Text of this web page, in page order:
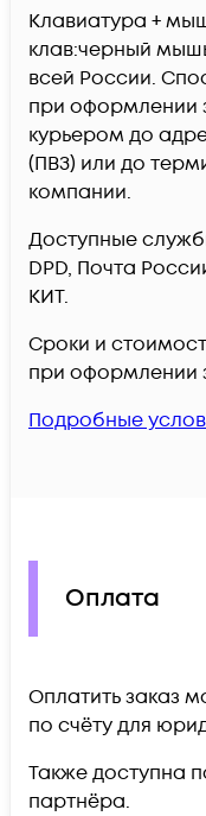
Клавиатура +
клав:черный
всей России.
при оформлении
курьером до
(ПВЗ) или до
компании.
Доступные
DPD, Почта
КИТ.
Сроки и
при оформлении
Подробные
Оплата
Оплатить заказ
по счёту для
Также доступна
партнёра.